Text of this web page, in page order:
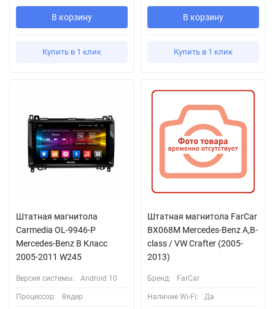
В корзину
Купить в 1 клик
В корзину
Купить в 1 клик
Штатная магнитола
Carmedia OL-9946-P
Mercedes-Benz B Класс
2005-2011 W245
Версия системы: Android 10
Процессор: 8ядер
Штатная магнитола FarCar
BX068M Mercedes-Benz A,B-
class / VW Crafter (2005-
2013)
Бренд: FarCar
Наличие Wi-Fi: Да